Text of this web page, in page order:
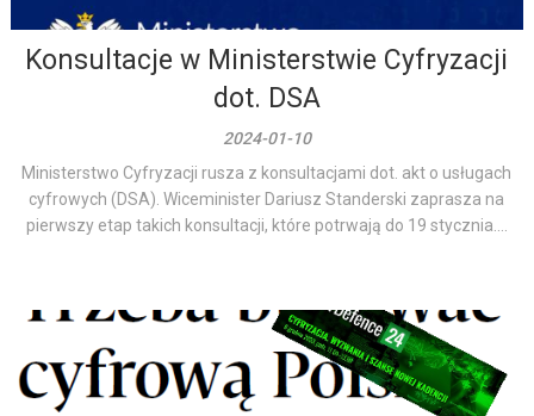
Konsultacje w Ministerstwie Cyfryzacji
dot. DSA
2024-01-10
Ministerstwo Cyfryzacji rusza z konsultacjami dot. akt o usługach
cyfrowych (DSA). Wiceminister Dariusz Standerski zaprasza na
pierwszy etap takich konsultacji, które potrwają do 19 stycznia....